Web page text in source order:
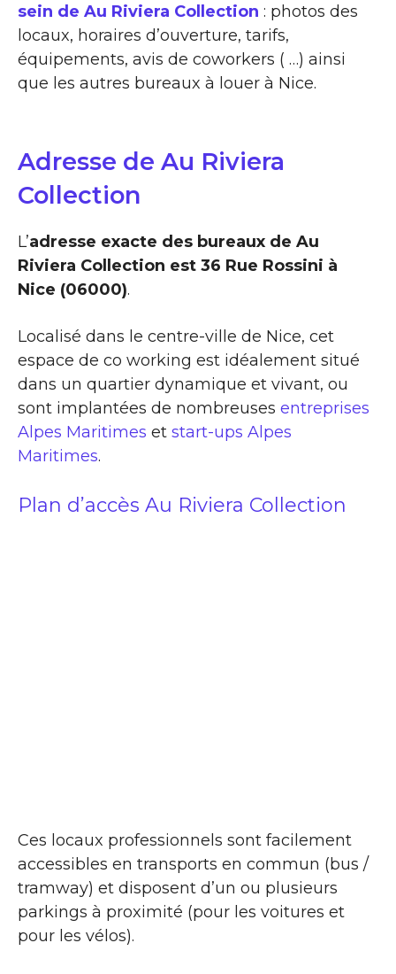
sein de Au Riviera Collection : photos des
locaux, horaires d’ouverture, tarifs,
équipements, avis de coworkers ( …) ainsi
que les autres bureaux à louer à Nice.
Adresse de Au Riviera
Collection
L’adresse exacte des bureaux de Au
Riviera Collection est 36 Rue Rossini à
Nice (06000).
Localisé dans le centre-ville de Nice, cet
espace de co working est idéalement situé
dans un quartier dynamique et vivant, ou
sont implantées de nombreuses entreprises
Alpes Maritimes et start-ups Alpes
Maritimes.
Plan d’accès Au Riviera Collection
Ces locaux professionnels sont facilement
accessibles en transports en commun (bus /
tramway) et disposent d’un ou plusieurs
parkings à proximité (pour les voitures et
pour les vélos).